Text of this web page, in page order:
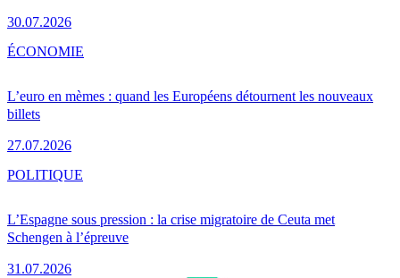
30.07.2026
L’euro en mèmes : quand les Européens détournent les nouveaux
billets
27.07.2026
ÉCONOMIE
L’Espagne sous pression : la crise migratoire de Ceuta met
Schengen à l’épreuve
31.07.2026
POLITIQUE